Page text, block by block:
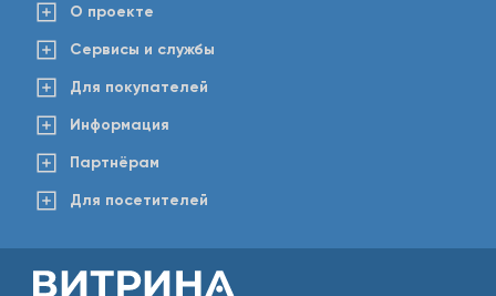
О проекте
Сервисы и службы
Для покупателей
Информация
Партнёрам
Для посетителей